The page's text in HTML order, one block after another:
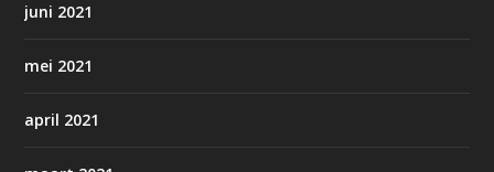
juni 2021
mei 2021
april 2021